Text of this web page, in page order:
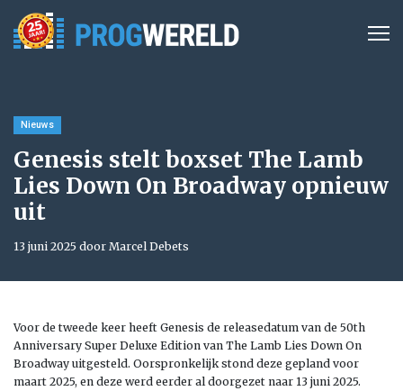
Nieuws
Genesis stelt boxset The Lamb
Lies Down On Broadway opnieuw
uit
13 juni 2025 door Marcel Debets
Voor de tweede keer heeft Genesis de releasedatum van de 50th
Anniversary Super Deluxe Edition van The Lamb Lies Down On
Broadway uitgesteld. Oorspronkelijk stond deze gepland voor
maart 2025, en deze werd eerder al doorgezet naar 13 juni 2025.